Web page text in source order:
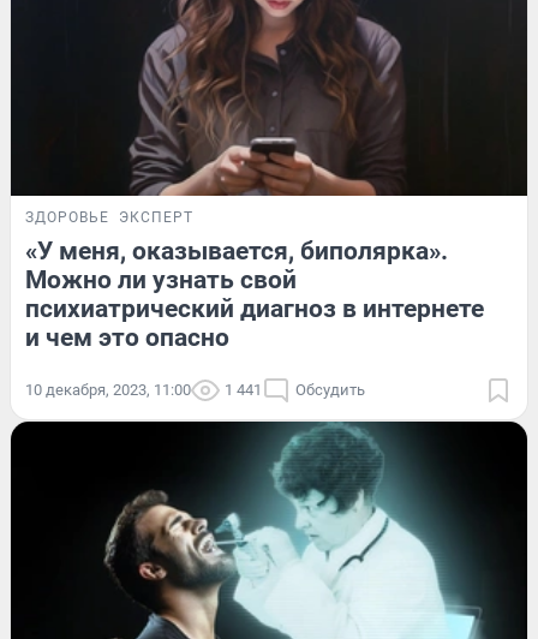
ЗДОРОВЬЕ ЭКСПЕРТ
«У меня, оказывается, биполярка».
Можно ли узнать свой
психиатрический диагноз в интернете
и чем это опасно
10 декабря, 2023, 11:00 1 441 Обсудить